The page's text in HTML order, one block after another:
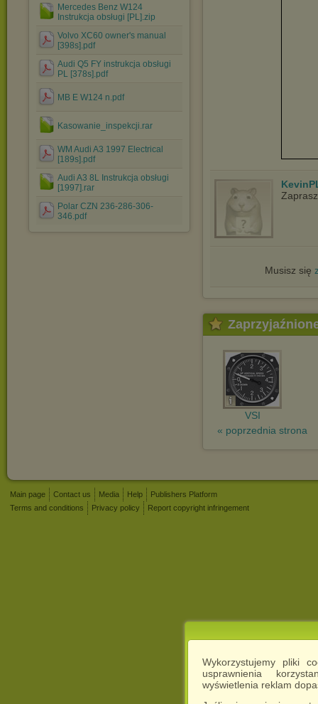
Wykorzystujemy pliki
usprawnienia
wyświetlenia reklam
Mercedes Benz W124
Instrukcja obsługi [PL].zip
Volvo XC60 owner's manual
[398s].pdf
Audi Q5 FY instrukcja obsługi
PL [378s].pdf
MB E W124 n.pdf
Kasowanie_inspekcji.rar
WM Audi A3 1997 Electrical
[189s].pdf
Audi A3 8L Instrukcja obsługi
[1997].rar
Polar CZN 236-286-306-
346.pdf
Musisz się
VSI
« poprzednia strona
Main page Contact us Media Help
Publishers Platform
Terms and conditions
Privacy policy Report copyright infringement